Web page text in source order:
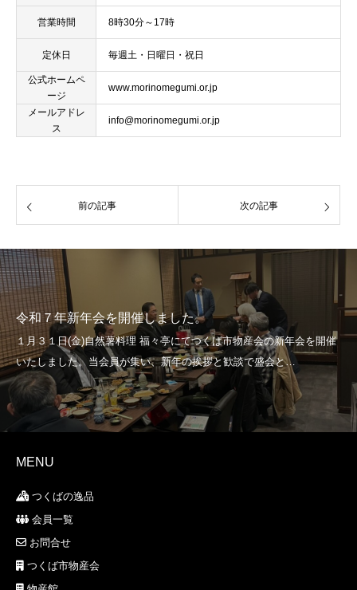
営業時間 8時30分～17時
定休日 毎週土・日曜日・祝日
公式ホームペ
ージ
www.morinomegumi.or.jp
メールアドレ
ス
info@morinomegumi.or.jp
前の記事 次の記事
令和７年新年会を開催しました。
MENU
つくばの逸品
会員一覧
お問合せ
つくば市物産会